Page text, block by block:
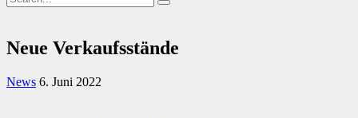
Neue Verkaufsstände
News 6. Juni 2022